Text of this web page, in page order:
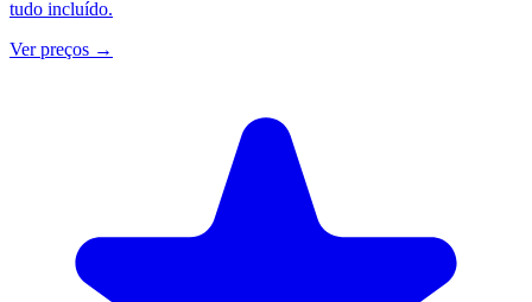
tudo incluído.
Ver preços →